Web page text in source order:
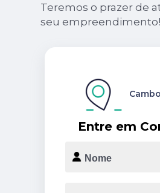
Teremos o prazer de
seu empreendimento!
Entre em